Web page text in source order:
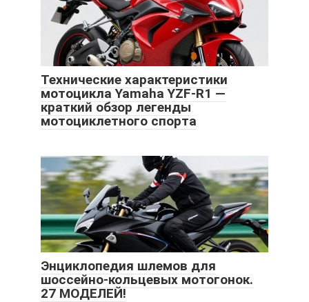
Технические характеристики
мотоцикла Yamaha YZF-R1 —
краткий обзор легенды
мотоциклетного спорта
Энциклопедия шлемов для
шоссейно-кольцевых мотогонок.
27 МОДЕЛЕЙ!